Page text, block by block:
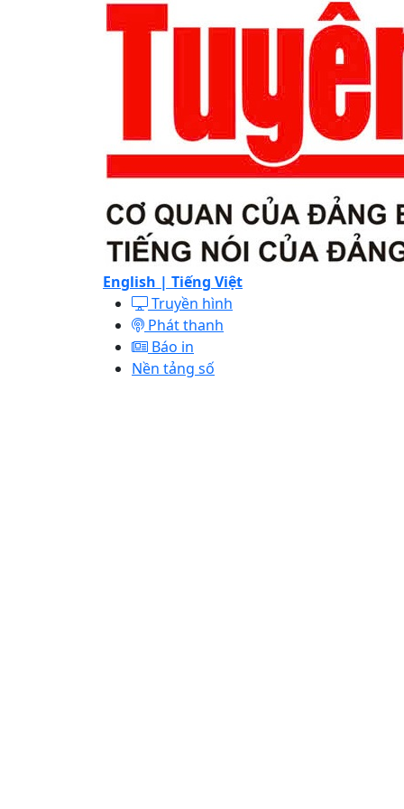
English | Tiếng Việt
Truyền hình
Phát thanh
Báo in
Nền tảng số